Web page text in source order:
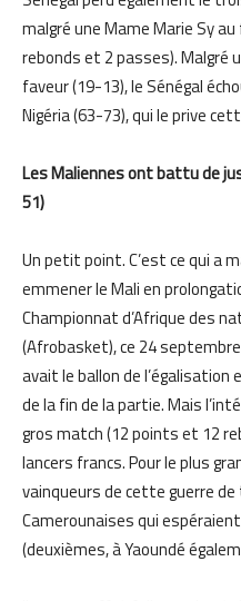
malgré une Mame Marie Syau
rebonds et 2 passes).
faveur (19-13), le Sénégal
Nigéria (63-73), qui le prive
Les Maliennes ont battu de
51)
Un petit point. C’est ce qui a
emmener le Mali en
Championnat d’Afrique des
(Afrobasket), ce 24
avait le ballon de l’égalisation
de la fin de la partie. Mais
gros match (12 points et 12
lancers francs. Pour le plus
vainqueurs decette guerre de
Camerounaises qui
(deuxièmes, à Yaoundé